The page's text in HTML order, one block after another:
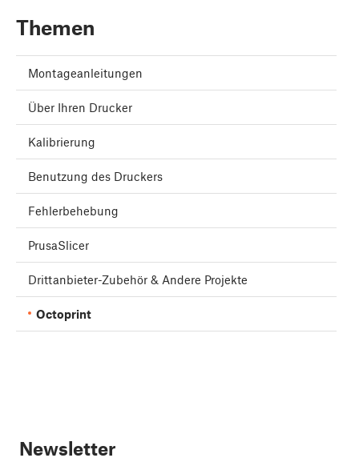
Themen
Montageanleitungen
Über Ihren Drucker
Kalibrierung
Benutzung des Druckers
Fehlerbehebung
PrusaSlicer
Drittanbieter-Zubehör & Andere Projekte
Octoprint
Newsletter